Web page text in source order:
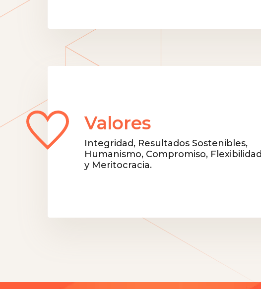
Valores
Integridad, Resultados Sostenibles,
Humanismo, Compromiso, Flexibilidad
y Meritocracia.